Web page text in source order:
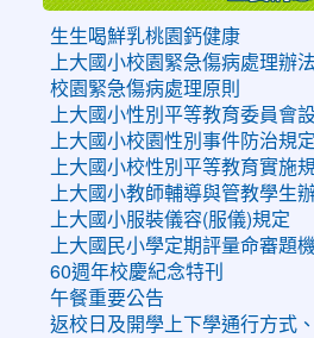
生生喝鮮乳桃園鈣健康
上大國小校園緊急傷病處理辦法
校園緊急傷病處理原則
上大國小性別平等教育委員會
上大國小校園性別事件防治規定
上大國小校性別平等教育實施
上大國小教師輔導與管教學生
上大國小服裝儀容(服儀)規定
上大國民小學定期評量命審題
60週年校慶紀念特刊
午餐重要公告
返校日及開學上下學通行方式